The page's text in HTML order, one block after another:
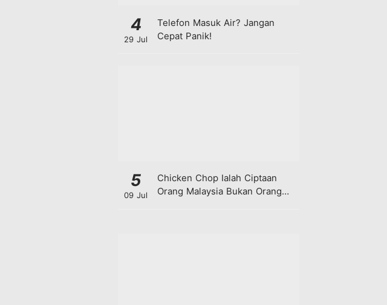
4
29 Jul
Telefon Masuk Air? Jangan
Cepat Panik!
5
09 Jul
Chicken Chop Ialah Ciptaan
Orang Malaysia Bukan Orang